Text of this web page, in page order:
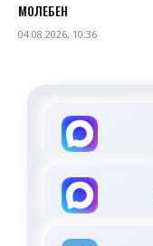
МОЛЕБЕН
04.08.2026, 10:36